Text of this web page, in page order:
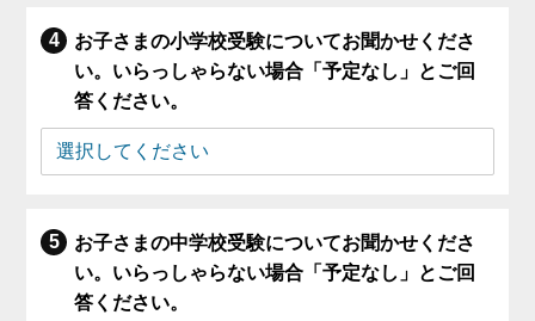
お子さまの小学校受験についてお聞かせくださ
い。いらっしゃらない場合「予定なし」とご回
答ください。
お子さまの中学校受験についてお聞かせくださ
い。いらっしゃらない場合「予定なし」とご回
答ください。